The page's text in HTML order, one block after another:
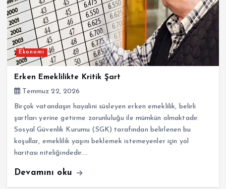
Ekonomi
Erken Emeklilikte Kritik Şart
Temmuz 22, 2026
Birçok vatandaşın hayalini süsleyen erken emeklilik, belirli
şartları yerine getirme zorunluluğu ile mümkün olmaktadır.
Sosyal Güvenlik Kurumu (SGK) tarafından belirlenen bu
koşullar, emeklilik yaşını beklemek istemeyenler için yol
haritası niteliğindedir.…
Devamını oku